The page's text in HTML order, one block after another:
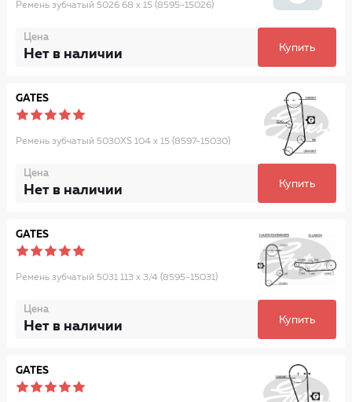
Ремень зубчатый 5026 68 x 15 (8595-15026)
Цена
Нет в наличии Купить
GATES
Ремень зубчатый 5030XS 104 x 15 (8597-15030)
Цена
Нет в наличии Купить
GATES
Ремень зубчатый 5031 113 x 3/4 (8595-15031)
Цена
Нет в наличии Купить
GATES